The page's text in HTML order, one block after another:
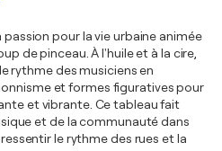
pour la vie urbaine animée
de pinceau. À l'huile et à la cire,
rythme des musiciens en
et formes figuratives pour
et vibrante. Ce tableau fait
et de la communauté dans
le rythme des rues et la